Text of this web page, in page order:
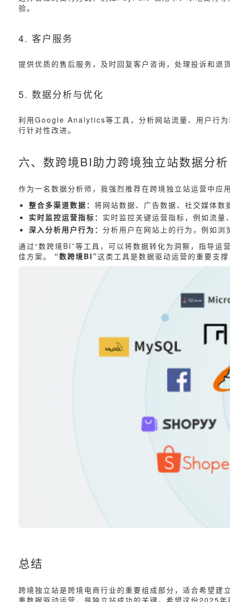
验。
4. 客户服务
提供优质的售后服务，及时回复客户咨询，处理投诉和退
5. 数据分析与优化
利用Google Analytics等工具，分析网站流量、用户行为
行针对性改进。
六、数跨境BI助力跨境独立站数据分析
作为一名数据分析师，我强烈推荐在跨境独立站运营中应
整合多渠道数据： 将网站数据、广告数据、社交媒体
实时监控运营指标： 实时监控关键运营指标，例如流
深入分析用户行为： 分析用户在网站上的行为，例如
通过“数跨境BI”等工具，可以将数据转化为洞察，指导
佳方案。 “数跨境BI”这类工具是数据驱动运营的重要支
总结
跨境独立站是跨境电商行业的重要组成部分，适合希望
重数据驱动运营，是独立站成功的关键。希望这份2025